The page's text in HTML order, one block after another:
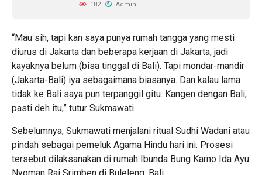
182 Admin
“Mau sih, tapi kan saya punya rumah tangga yang mesti
diurus di Jakarta dan beberapa kerjaan di Jakarta, jadi
kayaknya belum (bisa tinggal di Bali). Tapi mondar-mandir
(Jakarta-Bali) iya sebagaimana biasanya. Dan kalau lama
tidak ke Bali saya pun terpanggil gitu. Kangen dengan Bali,
pasti deh itu,” tutur Sukmawati.
Sebelumnya, Sukmawati menjalani ritual Sudhi Wadani atau
pindah sebagai pemeluk Agama Hindu hari ini. Prosesi
tersebut dilaksanakan di rumah Ibunda Bung Karno Ida Ayu